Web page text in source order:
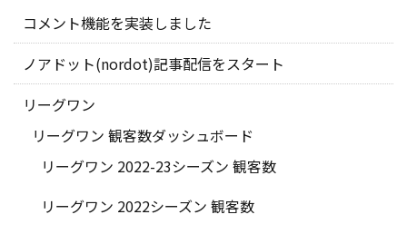
コメント機能を実装しました
ノアドット(nordot)記事配信をスタート
リーグワン
リーグワン 観客数ダッシュボード
リーグワン 2022-23シーズン 観客数
リーグワン 2022シーズン 観客数